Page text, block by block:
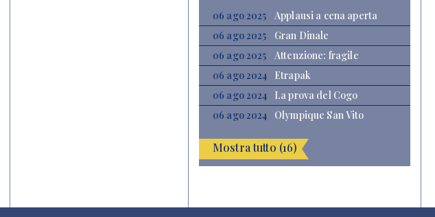
06 ago 2025
Applausi a cena aperta
06 ago 2025
Gran Dinale
06 ago 2025
Attenzione: fragile
06 ago 2024
Etrapak
06 ago 2024
La prova del Cogo
06 ago 2024
Olympique San Vito
Mostra tutto (16)